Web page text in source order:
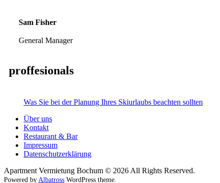
Sam Fisher
General Manager
proffesionals
Was Sie bei der Planung Ihres Skiurlaubs beachten sollten
Über uns
Kontakt
Restaurant & Bar
Impressum
Datenschutzerklärung
Apartment Vermietung Bochum © 2026 All Rights Reserved.
Powered by Albatross WordPress theme.